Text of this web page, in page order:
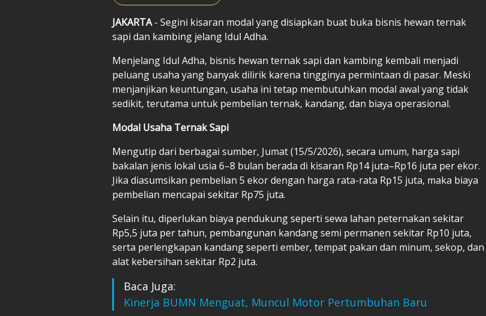
JAKARTA- Segini kisaran modal yang disiapkan buat buka bisnis hewan ternak
sapi dan kambing jelang Idul Adha.
Menjelang Idul Adha, bisnis hewan ternak sapi dan kambing kembali menjadi
peluang usaha yang banyak dilirik karena tingginya permintaan di pasar. Meski
menjanjikan keuntungan, usaha ini tetap membutuhkan modal awal yang tidak
sedikit, terutama untuk pembelian ternak, kandang, dan biaya operasional.
Modal Usaha Ternak Sapi
Mengutip dari berbagai sumber, Jumat (15/5/2026), secara umum, harga sapi
bakalan jenis lokal usia 6–8 bulan berada di kisaran Rp14 juta–Rp16 juta per ekor.
Jika diasumsikan pembelian 5 ekor dengan harga rata-rata Rp15 juta, maka biaya
pembelian mencapai sekitar Rp75 juta.
Selain itu, diperlukan biaya pendukung seperti sewa lahan peternakan sekitar
Rp5,5 juta per tahun, pembangunan kandang semi permanen sekitar Rp10 juta,
serta perlengkapan kandang seperti ember, tempat pakan dan minum, sekop, dan
alat kebersihan sekitar Rp2 juta.
Baca Juga:
Kinerja BUMN Menguat, Muncul Motor Pertumbuhan Baru